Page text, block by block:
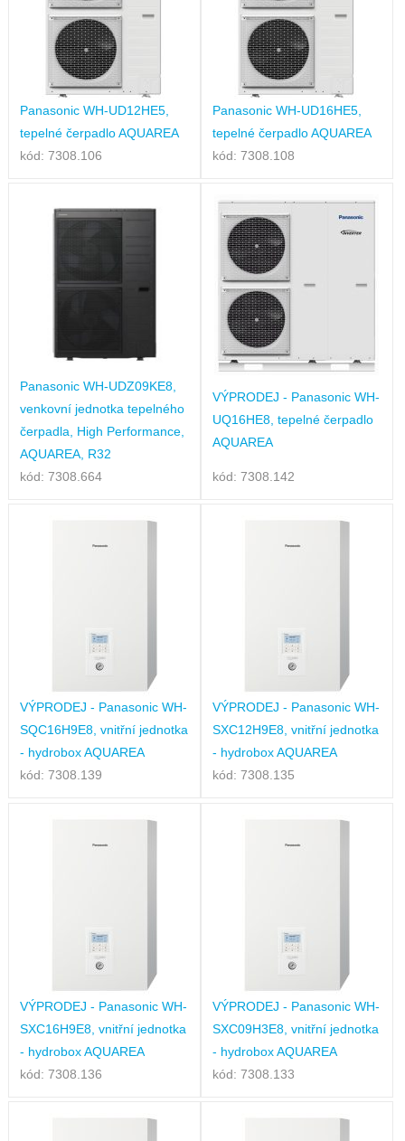
Panasonic WH-UD12HE5,
tepelné čerpadlo AQUAREA
kód: 7308.106
Panasonic WH-UD16HE5,
tepelné čerpadlo AQUAREA
kód: 7308.108
Panasonic WH-UDZ09KE8,
venkovní jednotka tepelného
čerpadla, High Performance,
AQUAREA, R32
kód: 7308.664
VÝPRODEJ - Panasonic WH-
UQ16HE8, tepelné čerpadlo
AQUAREA
kód: 7308.142
VÝPRODEJ - Panasonic WH-
SQC16H9E8, vnitřní jednotka
- hydrobox AQUAREA
kód: 7308.139
VÝPRODEJ - Panasonic WH-
SXC12H9E8, vnitřní jednotka
- hydrobox AQUAREA
kód: 7308.135
VÝPRODEJ - Panasonic WH-
SXC16H9E8, vnitřní jednotka
- hydrobox AQUAREA
kód: 7308.136
VÝPRODEJ - Panasonic WH-
SXC09H3E8, vnitřní jednotka
- hydrobox AQUAREA
kód: 7308.133